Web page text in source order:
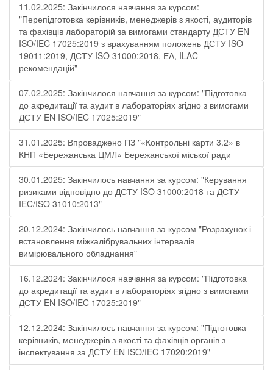
11.02.2025: Закінчилося навчання за курсом:
"Перепідготовка керівників, менеджерів з якості, аудиторів
та фахівців лабораторій за вимогами стандарту ДСТУ EN
ISO/IEC 17025:2019 з врахуванням положень ДСТУ ISO
19011:2019, ДСТУ ISO 31000:2018, ЕА, ILAC-
рекомендацій"
07.02.2025: Закінчилося навчання за курсом: "Підготовка
до акредитації та аудит в лабораторіях згідно з вимогами
ДСТУ EN ISO/IEC 17025:2019"
31.01.2025: Впроваджено ПЗ "«Контрольні карти 3.2» в
КНП «Бережанська ЦМЛ» Бережанської міської ради
30.01.2025: Закінчилось навчання за курсом: "Керування
ризиками відповідно до ДСТУ ISO 31000:2018 та ДСТУ
IEC/ISO 31010:2013"
20.12.2024: Закінчилось навчання за курсом "Розрахунок і
встановлення міжкалібрувальних інтервалів
вимірювального обладнання"
16.12.2024: Закінчилося навчання за курсом: "Підготовка
до акредитації та аудит в лабораторіях згідно з вимогами
ДСТУ EN ISO/IEC 17025:2019"
12.12.2024: Закінчилось навчання за курсом: "Підготовка
керівників, менеджерів з якості та фахівців органів з
інспектування за ДСТУ EN ISO/IEC 17020:2019"